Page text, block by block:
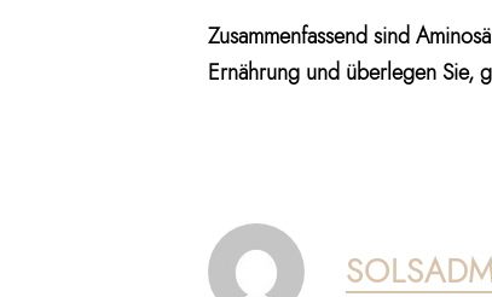
Zusammenfassend sind
Ernährung und überlegen Sie,